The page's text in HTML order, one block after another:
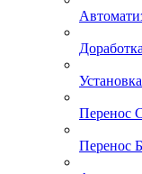
Перенос
Перенос